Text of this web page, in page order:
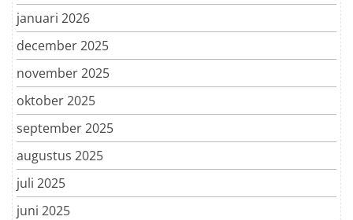
januari 2026
december 2025
november 2025
oktober 2025
september 2025
augustus 2025
juli 2025
juni 2025